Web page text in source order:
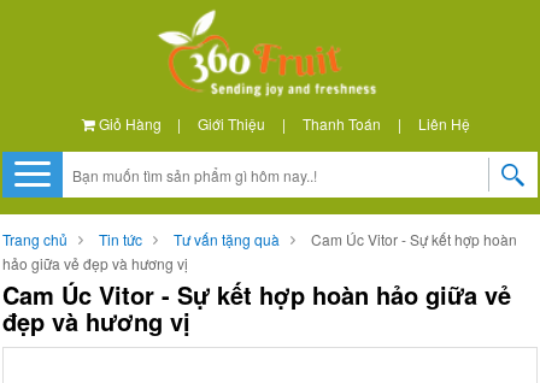
Giỏ Hàng | Giới Thiệu | Thanh Toán | Liên Hệ
Trang chủ Tin tức Tư vấn tặng quà
Cam Úc Vitor - Sự kết hợp hoàn
hảo giữa vẻ đẹp và hương vị
Cam Úc Vitor - Sự kết hợp hoàn hảo giữa vẻ
đẹp và hương vị